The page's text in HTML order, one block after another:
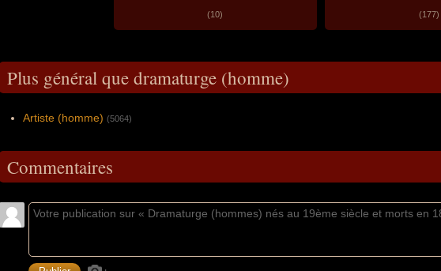
(10) (177)
Plus général que dramaturge (homme)
Artiste (homme) (5064)
Commentaires